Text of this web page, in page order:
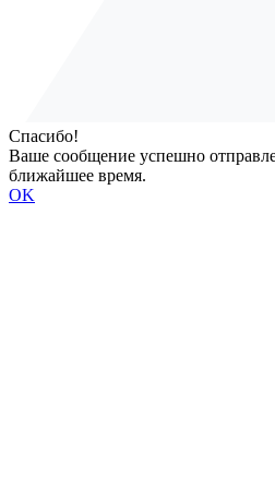
Спасибо!
Ваше сообщение успешно
ближайшее время.
OK